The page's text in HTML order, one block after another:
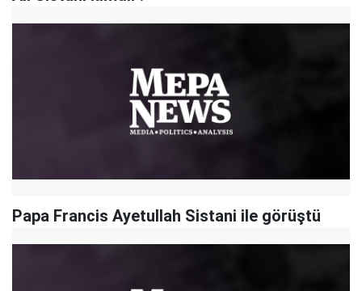
Papa Francis Ayetullah Sistani ile görüştü